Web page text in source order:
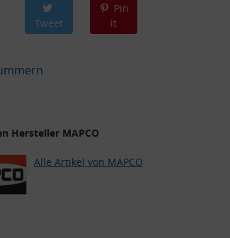
Tweet
Pin
it
Hersteller MAPCO
Alle Artikel von MAPCO